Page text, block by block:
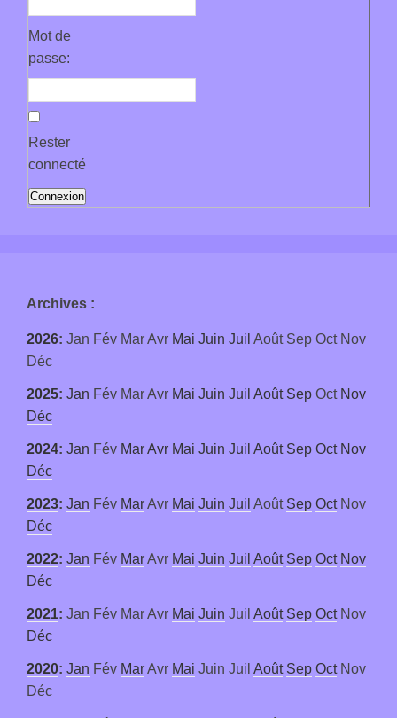
Mot de
passe:
Rester
connecté
Connexion
Archives :
2026: Jan Fév MarAvr Mai Juin Juil Août Sep Oct Nov
Déc
2025: Jan Fév MarAvr Mai Juin Juil Août Sep Oct Nov
Déc
2024: Jan Fév MarAvr Mai Juin Juil Août Sep Oct Nov
Déc
2023: Jan Fév MarAvr Mai Juin Juil Août Sep Oct Nov
Déc
2022: Jan Fév MarAvr Mai Juin Juil Août Sep Oct Nov
Déc
2021: Jan Fév MarAvr Mai Juin Juil Août Sep Oct Nov
Déc
2020: Jan Fév MarAvr Mai Juin Juil Août Sep Oct Nov
Déc